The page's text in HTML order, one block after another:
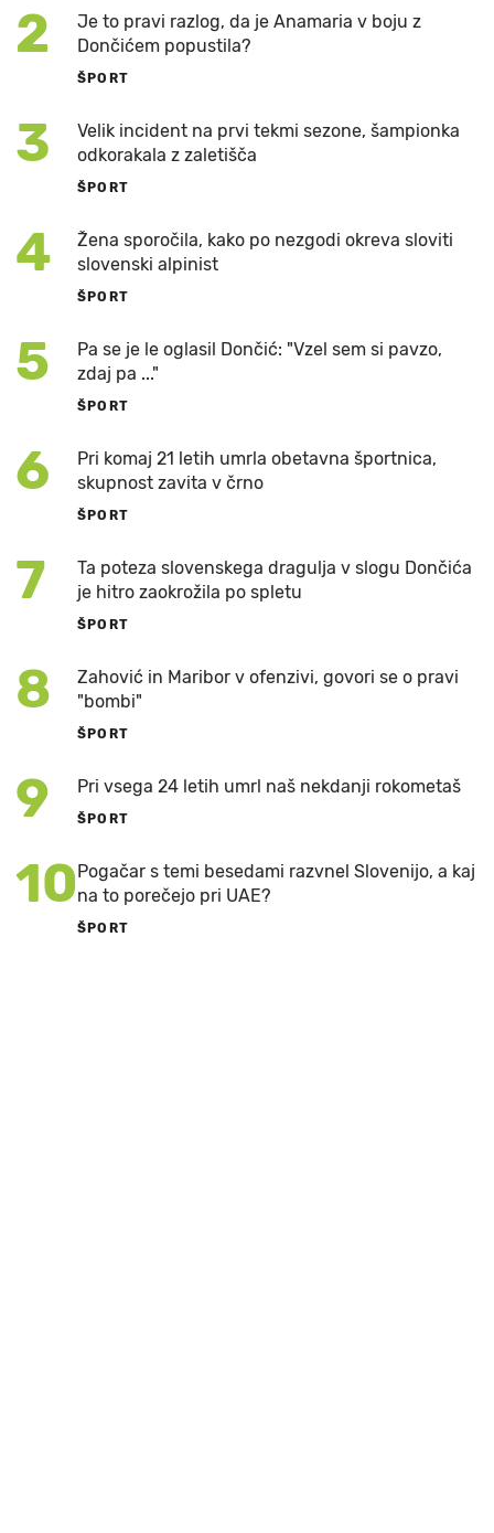
2
Je to pravi razlog, da je Anamaria v boju z
Dončićem popustila?
ŠPORT
3
Velik incident na prvi tekmi sezone, šampionka
odkorakala z zaletišča
ŠPORT
4
Žena sporočila, kako po nezgodi okreva sloviti
slovenski alpinist
ŠPORT
5
Pa se je le oglasil Dončić: "Vzel sem si pavzo,
zdaj pa ..."
ŠPORT
6
Pri komaj 21 letih umrla obetavna športnica,
skupnost zavita v črno
ŠPORT
7
Ta poteza slovenskega dragulja v slogu Dončića
je hitro zaokrožila po spletu
ŠPORT
8
Zahović in Maribor v ofenzivi, govori se o pravi
"bombi"
ŠPORT
9 Pri vsega 24 letih umrl naš nekdanji rokometaš
ŠPORT
10Pogačar s temi besedami razvnel Slovenijo, a kaj
na to porečejo pri UAE?
ŠPORT